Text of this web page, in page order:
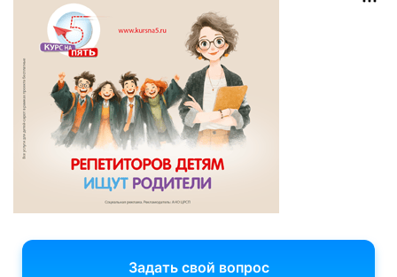
Задать свой вопрос